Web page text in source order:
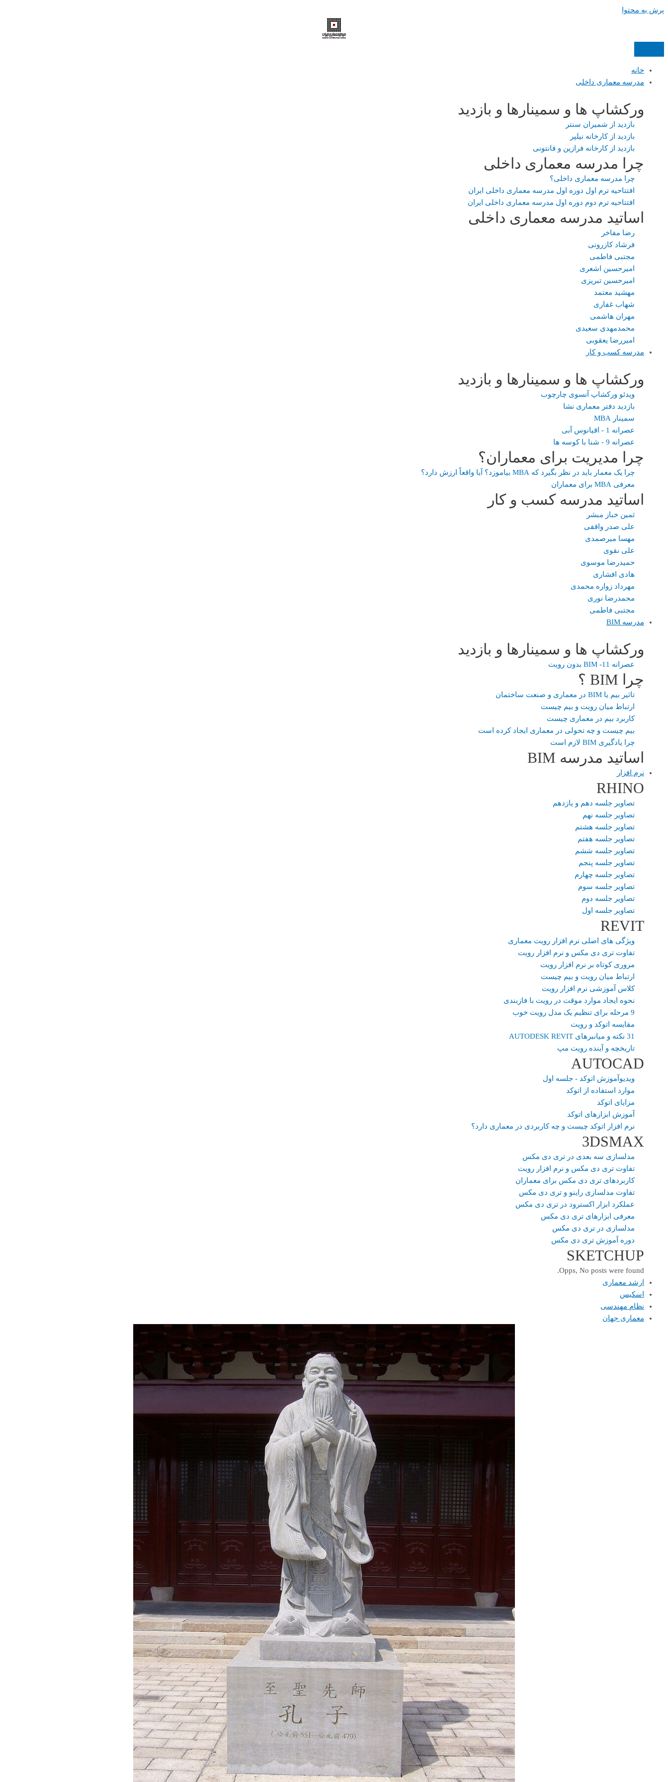
پرش به محتوا
خانه
مدرسه معماری داخلی
ورکشاپ ها و سمینارها و بازدید
بازدید از شمیران سنتر
بازدید از کارخانه نیلپر
بازدید از کارخانه فرازین و فانتونی
چرا مدرسه معماری داخلی
چرا مدرسه معماری داخلی؟
افتتاحیه ترم اول دوره اول مدرسه معماری داخلی ایران
افتتاحیه ترم دوم دوره اول مدرسه معماری داخلی ایران
اساتید مدرسه معماری داخلی
رضا مفاخر
فرشاد کازرونی
مجتبی فاطمی
امیرحسین اشعری
امیرحسین تبریزی
مهشید معتمد
شهاب غفاری
مهران هاشمی
محمدمهدی سعیدی
امیررضا یعقوبی
مدرسه کسب و کار
ورکشاپ ها و سمینارها و بازدید
ویدئو ورکشاپ آنسوی چارچوب
بازدید دفتر معماری نشا
سمینار MBA
عصرانه 1 - اقیانوس آبی
عصرانه 9 - شنا با کوسه ها
چرا مدیریت برای معماران؟
چرا یک معمار باید در نظر بگیرد که MBA بیاموزد؟ آیا واقعاً ارزش دارد؟
معرفی MBA برای معماران
اساتید مدرسه کسب و کار
ثمین خباز مبشر
علی صدر واقفی
مهسا میرصمدی
علی نقوی
حمیدرضا موسوی
هادی افشاری
مهرداد زواره محمدی
محمدرضا نوری
مجتبی فاطمی
مدرسه BIM
ورکشاپ ها و سمینارها و بازدید
عصرانه 11- BIM بدون رویت
چرا BIM ؟
تاثیر بیم یا BIM در معماری و صنعت ساختمان
ارتباط میان رویت و بیم چیست
کاربرد بیم در معماری چیست
بیم چیست و چه تحولی در معماری ایجاد کرده است
چرا یادگیری BIM لازم است
اساتید مدرسه BIM
نرم افزار
RHINO
تصاویر جلسه دهم و یازدهم
تصاویر جلسه نهم
تصاویر جلسه هشتم
تصاویر جلسه هفتم
تصاویر جلسه ششم
تصاویر جلسه پنجم
تصاویر جلسه چهارم
تصاویر جلسه سوم
تصاویر جلسه دوم
تصاویر جلسه اول
REVIT
ویژگی های اصلی نرم افزار رویت معماری
تفاوت تری دی مکس و نرم افزار رویت
مروری کوتاه بر نرم افزار رویت
ارتباط میان رویت و بیم چیست
کلاس آموزشی نرم افزار رویت
نحوه ایجاد موارد موقت در رویت با فازبندی
9 مرحله برای تنظیم یک مدل رویت خوب
مقایسه اتوکد و رویت
31 نکته و میانبرهای AUTODESK REVIT
تاریخچه و آینده رویت مپ
AUTOCAD
ویدیوآموزش اتوکد - جلسه اول
موارد استفاده از اتوکد
مزایای اتوکد
آموزش ابزارهای اتوکد
نرم افزار اتوکد چیست و چه کاربردی در معماری دارد؟
3DSMAX
مدلسازی سه بعدی در تری دی مکس
تفاوت تری دی مکس و نرم افزار رویت
کاربردهای تری دی مکس برای معماران
تفاوت مدلسازی راینو و تری دی مکس
عملکرد ابزار اکسترود در تری دی مکس
معرفی ابزارهای تری دی مکس
مدلسازی در تری دی مکس
دوره آموزش تری دی مکس
SKETCHUP
Opps, No posts were found.
ارشد معماری
اسکیس
نظام مهندسی
معماری جهان